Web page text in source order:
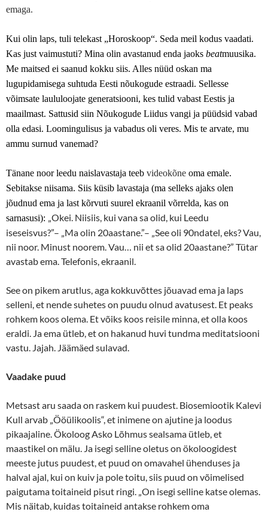
emaga.
Kui olin laps, tuli telekast „Horoskoop“. Seda meil kodus vaadati.
Kas just vaimustuti? Mina olin avastanud enda jaoks beatmuusika.
Me maitsed ei saanud kokku siis. Alles nüüd oskan ma
lugupidamisega suhtuda Eesti nõukogude estraadi. Sellesse
võimsate laululoojate generatsiooni, kes tulid vabast Eestis ja
maailmast. Sattusid siin Nõukogude Liidus vangi ja püüdsid vabad
olla edasi. Loomingulisus ja vabadus oli veres. Mis te arvate, mu
ammu surnud vanemad?
Tänane noor leedu naislavastaja teeb videokõne oma emale.
Sebitakse niisama. Siis küsib lavastaja (ma selleks ajaks olen
jõudnud ema ja last kõrvuti suurel ekraanil võrrelda, kas on
sarnasusi): „Okei. Niisiis, kui vana sa olid, kui Leedu
iseseisvus?”– „Ma olin 20aastane.”– „See oli 90ndatel, eks? Vau,
nii noor. Minust noorem. Vau… nii et sa olid 20aastane?” Tütar
avastab ema. Telefonis, ekraanil.
See on pikem arutlus, aga kokkuvõttes jõuavad ema ja laps
selleni, et nende suhetes on puudu olnud avatusest. Et peaks
rohkem koos olema. Et võiks koos reisile minna, et olla koos
eraldi. Ja ema ütleb, et on hakanud huvi tundma meditatsiooni
vastu. Jajah. Jäämäed sulavad.
Vaadake puud
Metsast aru saada on raskem kui puudest. Biosemiootik Kalevi
Kull arvab „Ööülikoolis“, et inimene on ajutine ja loodus
pikaajaline. Ökoloog Asko Lõhmus sealsama ütleb, et
maastikel on mälu. Ja isegi selline oletus on ökoloogidest
meeste jutus puudest, et puud on omavahel ühenduses ja
halval ajal, kui on kuiv ja pole toitu, siis puud on võimelised
paigutama toitaineid pisut ringi. „On isegi selline katse olemas.
Mis näitab, kuidas toitaineid antakse rohkem oma